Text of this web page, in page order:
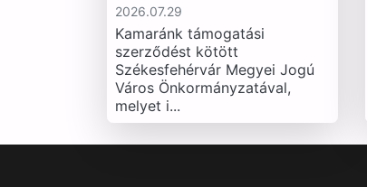
2026.07.29
Kamaránk támogatási
szerződést kötött
Székesfehérvár Megyei Jogú
Város Önkormányzatával,
melyet i...